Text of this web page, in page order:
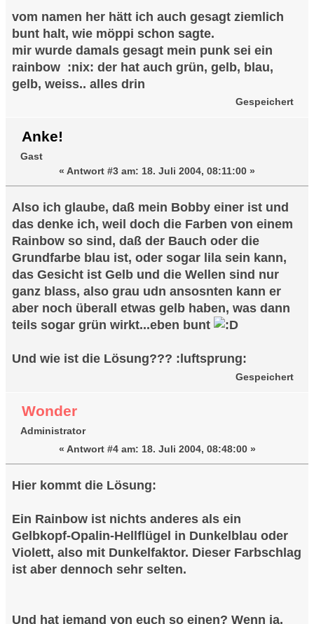
vom namen her hätt ich auch gesagt ziemlich
bunt halt, wie möppi schon sagte.
mir wurde damals gesagt mein punk sei ein
rainbow :nix: der hat auch grün, gelb, blau,
gelb, weiss.. alles drin
Gespeichert
Anke!
Gast
« Antwort #3 am: 18. Juli 2004, 08:11:00 »
Also ich glaube, daß mein Bobby einer ist und
das denke ich, weil doch die Farben von einem
Rainbow so sind, daß der Bauch oder die
Grundfarbe blau ist, oder sogar lila sein kann,
das Gesicht ist Gelb und die Wellen sind nur
ganz blass, also grau udn ansosnten kann er
aber noch überall etwas gelb haben, was dann
teils sogar grün wirkt...eben bunt
Und wie ist die Lösung??? :luftsprung:
Gespeichert
Wonder
Administrator
« Antwort #4 am: 18. Juli 2004, 08:48:00 »
Hier kommt die Lösung:
Ein Rainbow ist nichts anderes als ein
Gelbkopf-Opalin-Hellflügel in Dunkelblau oder
Violett, also mit Dunkelfaktor. Dieser Farbschlag
ist aber dennoch sehr selten.
Und hat jemand von euch so einen? Wenn ja,